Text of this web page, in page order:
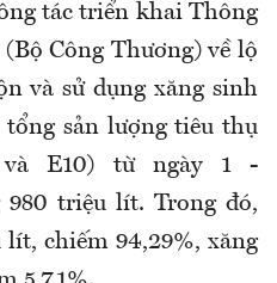
tác triển khai Thông
Công Thương) về lộ
và sử dụng xăng sinh
sản lượng tiêu thụ
E10) từ ngày 1 -
980 triệu lít. Trong đó,
chiếm 94,29%, xăng